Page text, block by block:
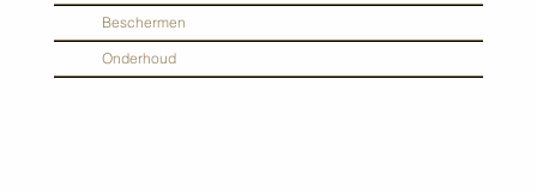
Beschermen
Onderhoud